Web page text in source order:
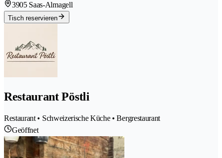
3905 Saas-Almagell
Tisch reservieren
Restaurant Pöstli
Restaurant • Schweizerische Küche • Bergrestaurant
Geöffnet